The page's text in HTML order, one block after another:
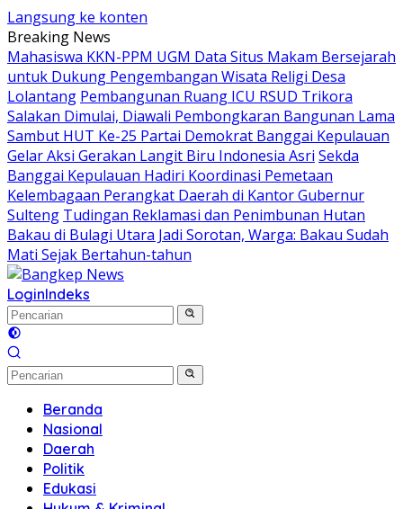
Langsung ke konten
Breaking News
Mahasiswa KKN-PPM UGM Data Situs Makam Bersejarah
untuk Dukung Pengembangan Wisata Religi Desa
Lolantang Pembangunan Ruang ICU RSUD Trikora
Salakan Dimulai, Diawali Pembongkaran Bangunan Lama
Sambut HUT Ke-25 Partai Demokrat Banggai Kepulauan
Gelar Aksi Gerakan Langit Biru Indonesia Asri Sekda
Banggai Kepulauan Hadiri Koordinasi Pemetaan
Kelembagaan Perangkat Daerah di Kantor Gubernur
Sulteng Tudingan Reklamasi dan Penimbunan Hutan
Bakau di Bulagi Utara Jadi Sorotan, Warga: Bakau Sudah
Mati Sejak Bertahun-tahun
LoginIndeks
Beranda
Nasional
Daerah
Politik
Edukasi